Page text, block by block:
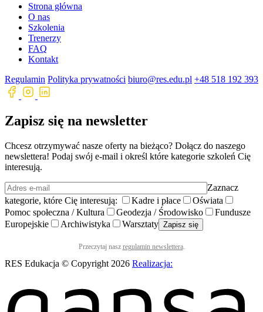
Strona główna
O nas
Szkolenia
Trenerzy
FAQ
Kontakt
Regulamin Polityka prywatności biuro@res.edu.pl +48 518 192 393
Zapisz się na newsletter
Chcesz otrzymywać nasze oferty na bieżąco? Dołącz do naszego
newslettera! Podaj swój e-mail i określ które kategorie szkoleń Cię
interesują.
Zaznacz
kategorie, które Cię interesują:
Kadre i płace
Oświata
Pomoc społeczna / Kultura
Geodezja / Środowisko
Fundusze
Europejskie
Archiwistyka Warsztaty
Przeczytaj nasz regulamin newslettera.
RES Edukacja © Copyright 2026 Realizacja: